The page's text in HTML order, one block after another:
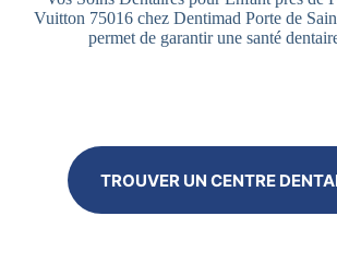
Vuitton 75016 chez Dentimad Porte de
permet de garantir une santé
TROUVER UN CENTRE